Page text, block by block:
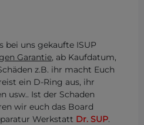
bei uns gekaufte ISUP
Garantie, ab Kaufdatum,
z.B. ihr macht Euch
ein D-Ring aus, ihr
usw.. Ist der Schaden
wir euch das Board
Werkstatt Dr. SUP.